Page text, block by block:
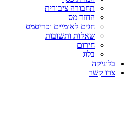
תחבורה ציבורית
החזר מס
חגים לאומיים וכריסמס
שאלות ותשובות
חירום
בלוג
בלוניקה
צרו קשר